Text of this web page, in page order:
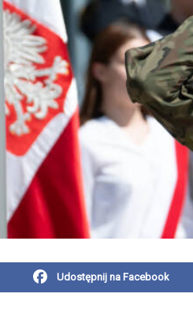
Udostępnij na Facebook